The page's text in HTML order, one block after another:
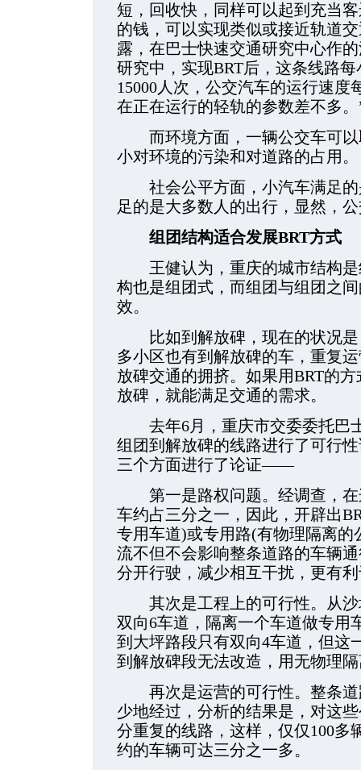
短，回收快，同样可以起到充当
的钱，可以实现类似或接近轨道
露，在巴士快速交通研究中心作
研究中，实现BRT后，这条线路
15000人次，公交汽车的运行速度
在正在运行的轻轨的参数差不多。
而环境方面，一辆公交车可以
小对环境的污染和对道路的占用。
社会公平方面，小汽车满足的
足的是大多数人的出行，显然，
组团结构适合发展BRT方式
王健认为，重庆的城市结构是
构也是组团式，而组团与组团之
效。
比如到解放碑，现在的状况是
多小区也有到解放碑的车，重复
放碑交通的拥挤。如果用BRT的
放碑，就能满足交通的需求。
去年6月，重庆市交委委托巴
组团到解放碑的线路进行了可行
三个方面进行了论证——
第一是路权问题。经调查，在
车约占三分之一，因此，开辟出
专用车道)或专用路(有物理隔离
流不但不会影响整条道路的车辆
分开行驶，减少相互干扰，更有
其次是工程上的可行性。从沙
双向6车道，隔离一个车道做专用
到大坪路段只有双向4车道，但这
到解放碑段无法改造，用无物理
再次是运营的可行性。整条道
少地经过，分析的结果是，对这
分重复的线路，这样，仅仅100多
约的车辆可达三分之一多。